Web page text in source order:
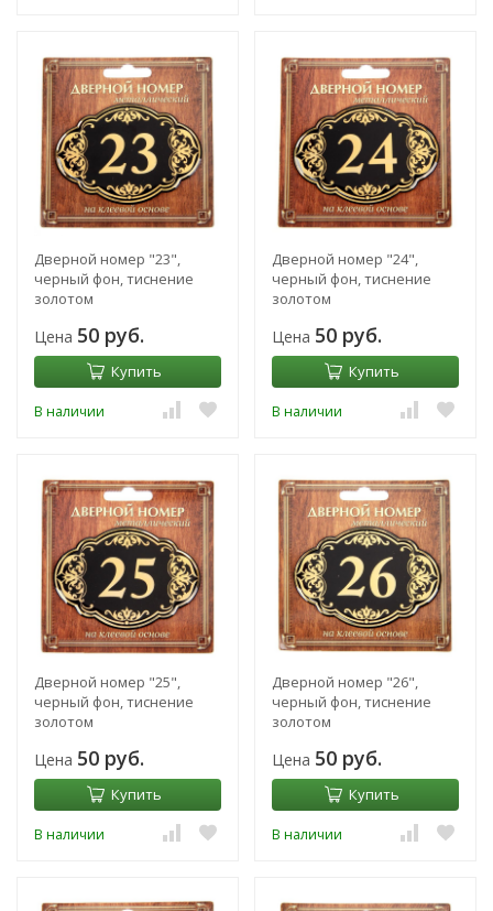
Дверной номер "23",
черный фон, тиснение
золотом
Цена 50 руб.
Купить
В наличии
Дверной номер "24",
черный фон, тиснение
золотом
Цена 50 руб.
Купить
В наличии
Дверной номер "25",
черный фон, тиснение
золотом
Цена 50 руб.
Купить
В наличии
Дверной номер "26",
черный фон, тиснение
золотом
Цена 50 руб.
Купить
В наличии